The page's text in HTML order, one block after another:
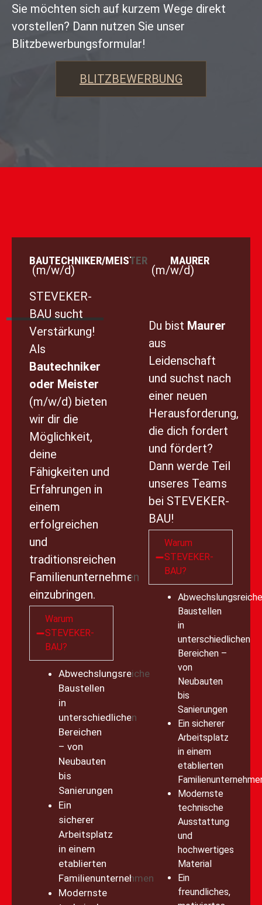
Sie möchten sich auf kurzem Wege direkt
vorstellen? Dann nutzen Sie unser
Blitzbewerbungsformular!
BLITZBEWERBUNG
BAUTECHNIKER/MEISTER
(m/w/d)
STEVEKER-
BAU sucht
Verstärkung!
Als
Bautechniker
oder Meister
(m/w/d) bieten
wir dir die
Möglichkeit,
deine
Fähigkeiten und
Erfahrungen in
einem
erfolgreichen
und
traditionsreichen
Familienunternehmen
einzubringen.
Warum
STEVEKER-
BAU?
Abwechslungsreiche
Baustellen
in
unterschiedlichen
Bereichen
– von
Neubauten
bis
Sanierungen
Ein
sicherer
Arbeitsplatz
in einem
etablierten
Familienunternehmen
Modernste
MAURER
(m/w/d)
Du bist Maurer
aus
Leidenschaft
und suchst nach
einer neuen
Herausforderung,
die dich fordert
und fördert?
Dann werde Teil
unseres Teams
bei STEVEKER-
BAU!
Warum
STEVEKER-
BAU?
Abwechslungsreiche
Baustellen
in
unterschiedlichen
Bereichen –
von
Neubauten
bis
Sanierungen
Ein sicherer
Arbeitsplatz
in einem
etablierten
Modernste
technische
Ausstattung
und
hochwertiges
Material
Ein
freundliches,